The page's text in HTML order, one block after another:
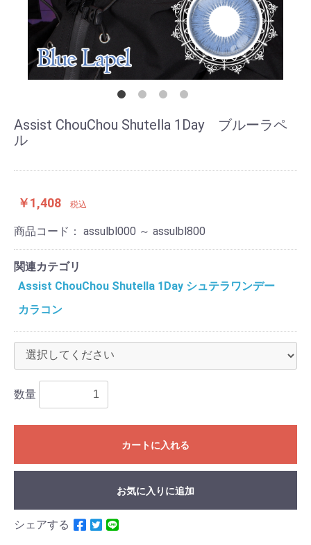
Assist ChouChou Shutella 1Day ブルーラペ
ル
￥1,408 税込
商品コード： assulbl000 ～ assulbl800
関連カテゴリ
Assist ChouChou Shutella 1Day シュテラワンデー
カラコン
数量
カートに入れる
お気に入りに追加
シェアする